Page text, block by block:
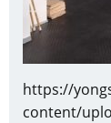
https://
content/